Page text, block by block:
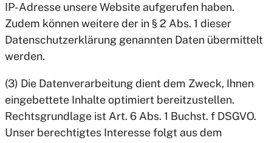
IP-Adresse unsere Website aufgerufen haben.
Zudem können weitere der in § 2 Abs. 1 dieser
Datenschutzerklärung genannten Daten übermittelt
werden.
(3) Die Datenverarbeitung dient dem Zweck, Ihnen
eingebettete Inhalte optimiert bereitzustellen.
Rechtsgrundlage ist Art. 6 Abs. 1 Buchst. f DSGVO.
Unser berechtigtes Interesse folgt aus dem